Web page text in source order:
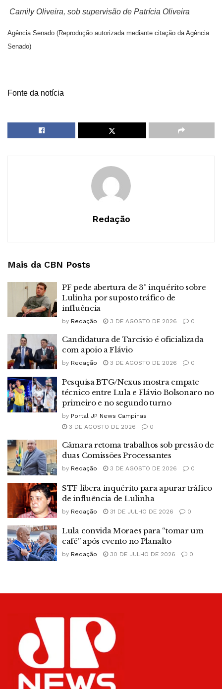
Camily Oliveira, sob supervisão de Patrícia Oliveira
Agência Senado (Reprodução autorizada mediante citação da Agência
Senado)
Fonte da notícia
Redação
Mais da CBN Posts
PF pede abertura de 3º inquérito sobre
Lulinha por suposto tráfico de
influência
by Redação 3 DE AGOSTO DE 2026 0
Candidatura de Tarcísio é oficializada
com apoio a Flávio
by Redação 3 DE AGOSTO DE 2026 0
Pesquisa BTG/Nexus mostra empate
técnico entre Lula e Flávio Bolsonaro no
primeiro e no segundo turno
by Portal JP News Campinas
3 DE AGOSTO DE 2026
0
Câmara retoma trabalhos sob pressão de
duas Comissões Processantes
by Redação 3 DE AGOSTO DE 2026 0
STF libera inquérito para apurar tráfico
de influência de Lulinha
by Redação 31 DE JULHO DE 2026 0
Lula convida Moraes para “tomar um
café” após evento no Planalto
by Redação 30 DE JULHO DE 2026 0